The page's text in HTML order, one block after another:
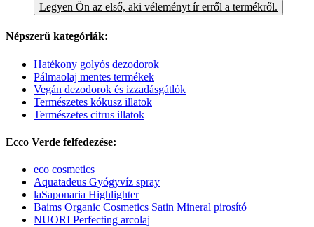
Legyen Ön az első, aki véleményt ír erről a termékről.
Népszerű kategóriák:
Hatékony golyós dezodorok
Pálmaolaj mentes termékek
Vegán dezodorok és izzadásgátlók
Természetes kókusz illatok
Természetes citrus illatok
Ecco Verde felfedezése:
eco cosmetics
Aquatadeus Gyógyvíz spray
laSaponaria Highlighter
Baims Organic Cosmetics Satin Mineral pirosító
NUORI Perfecting arcolaj